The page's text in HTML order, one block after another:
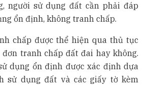
người sử dụng đất cần phải đáp
ổn định, không tranh chấp.
chấp được thể hiện qua thủ tục
tranh chấp đất đai hay không.
dụng ổn định được xác định dựa
sử dụng đất và các giấy tờ kèm